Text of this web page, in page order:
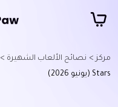
مركز > نصائح الألعاب الشهيرة >
Stars (يونيو 2026)